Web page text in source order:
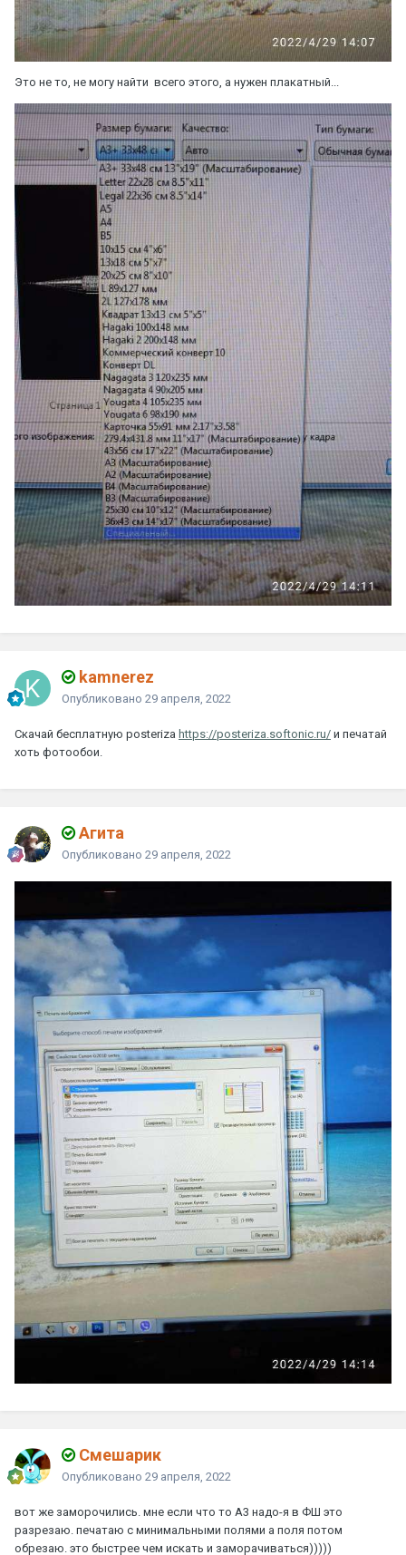
Это не то, не могу найти всего этого, а нужен плакатный...
kamnerez
Опубликовано 29 апреля, 2022
Скачай бесплатную posteriza https://posteriza.softonic.ru/ и печатай
хоть фотообои.
Агита
Опубликовано 29 апреля, 2022
Смешарик
Опубликовано 29 апреля, 2022
вот же заморочились. мне если что то А3 надо-я в ФШ это
разрезаю. печатаю с минимальными полями а поля потом
обрезаю. это быстрее чем искать и заморачиваться)))))